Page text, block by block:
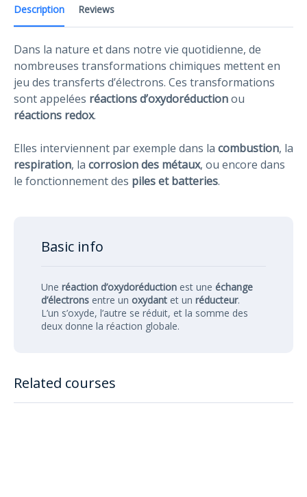
Description Reviews
Dans la nature et dans notre vie quotidienne, de
nombreuses transformations chimiques mettent en
jeu des transferts d’électrons. Ces transformations
sont appelées réactions d’oxydoréductionou
réactions redox.
Elles interviennent par exemple dans la combustion, la
respiration, la corrosion des métaux, ou encore dans
le fonctionnement des piles et batteries.
Basic info
Une réaction d’oxydoréduction est une échange
d’électrons entre un oxydant et un réducteur.
L’un s’oxyde, l’autre se réduit, et la somme des
deux donne la réaction globale.
Related courses